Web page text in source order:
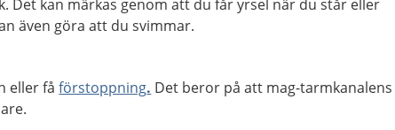
Det kan märkas genom att du får yrsel när du står eller
även göra att du svimmar.
eller fåförstoppning. Det beror på att mag-tarmkanalens